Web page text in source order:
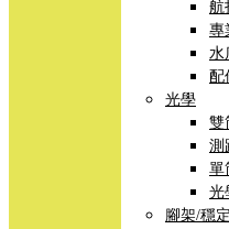
航
專
水
配
光學
雙
測
單
光
腳架/穩